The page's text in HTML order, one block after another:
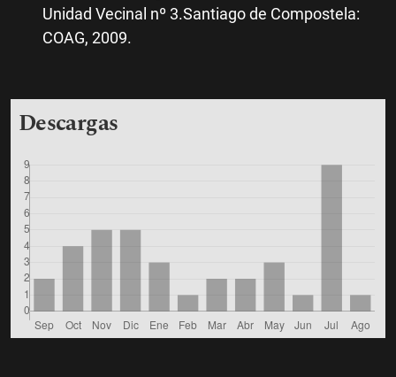
Unidad Vecinal nº 3.Santiago de Compostela:
COAG, 2009.
Descargas